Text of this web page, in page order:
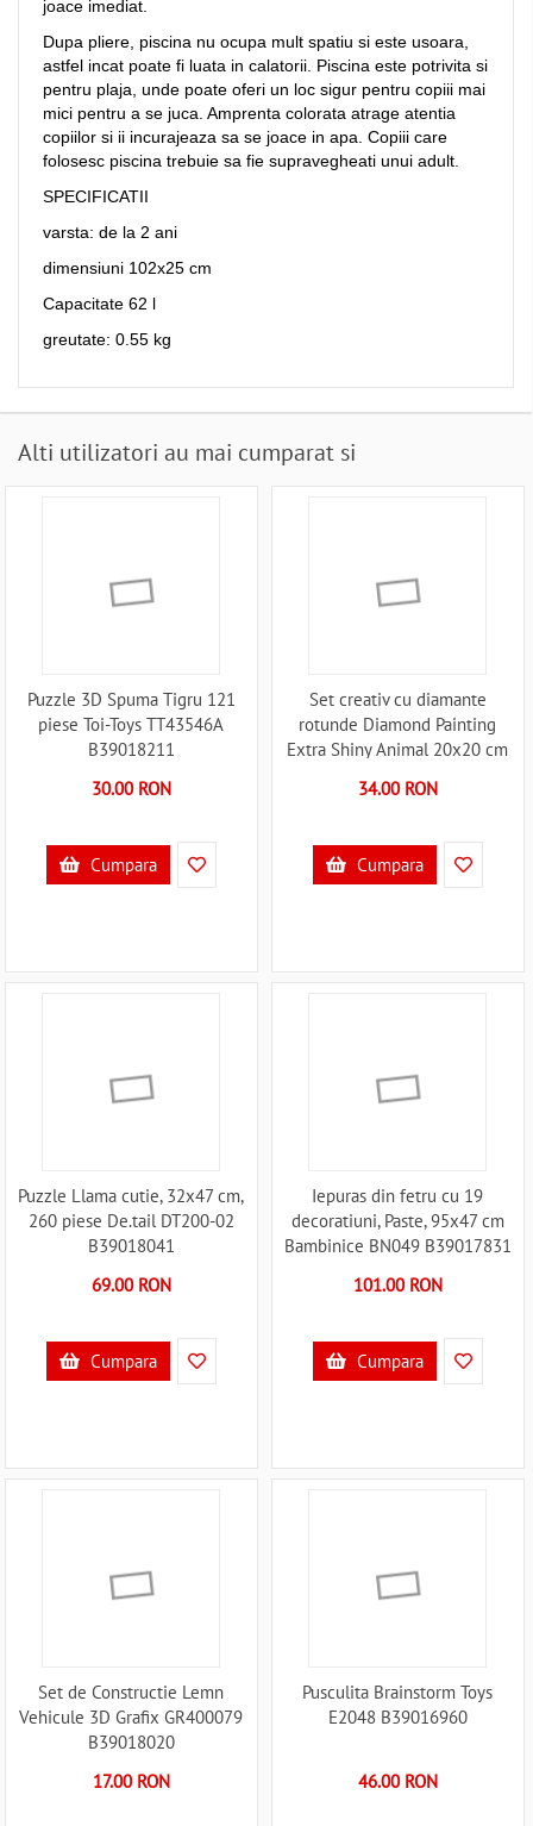
joace imediat.
Dupa pliere, piscina nu ocupa mult spatiu si este usoara,
astfel incat poate fi luata in calatorii. Piscina este potrivita si
pentru plaja, unde poate oferi un loc sigur pentru copiii mai
mici pentru a se juca. Amprenta colorata atrage atentia
copiilor si ii incurajeaza sa se joace in apa. Copiii care
folosesc piscina trebuie sa fie supravegheati unui adult.
SPECIFICATII
varsta: de la 2 ani
dimensiuni 102x25 cm
Capacitate 62 l
greutate: 0.55 kg
Alti utilizatori au mai cumparat si
Puzzle 3D Spuma Tigru 121
piese Toi-Toys TT43546A
B39018211
30.00 RON
Cumpara
Set creativ cu diamante
rotunde Diamond Painting
Extra Shiny Animal 20x20 cm
34.00 RON
Cumpara
Puzzle Llama cutie, 32x47 cm,
260 piese De.tail DT200-02
B39018041
69.00 RON
Cumpara
Iepuras din fetru cu 19
decoratiuni, Paste, 95x47 cm
Bambinice BN049 B39017831
101.00 RON
Cumpara
Set de Constructie Lemn
Vehicule 3D Grafix GR400079
B39018020
17.00 RON
Pusculita Brainstorm Toys
E2048 B39016960
46.00 RON